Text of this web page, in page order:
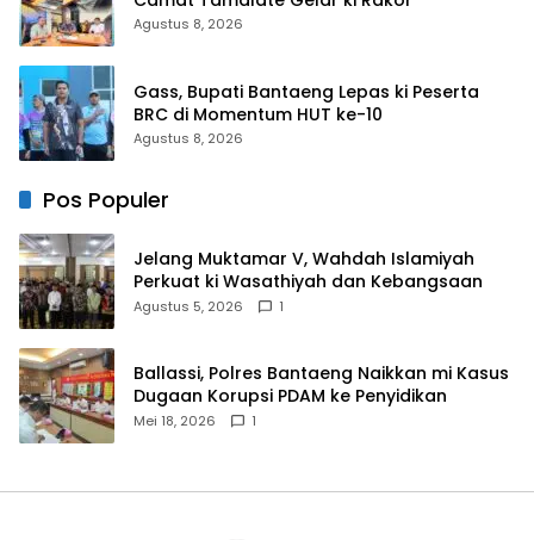
Agustus 8, 2026
Gass, Bupati Bantaeng Lepas ki Peserta
BRC di Momentum HUT ke-10
Agustus 8, 2026
Pos Populer
Jelang Muktamar V, Wahdah Islamiyah
Perkuat ki Wasathiyah dan Kebangsaan
Agustus 5, 2026 1
Ballassi, Polres Bantaeng Naikkan mi Kasus
Dugaan Korupsi PDAM ke Penyidikan
Mei 18, 2026 1